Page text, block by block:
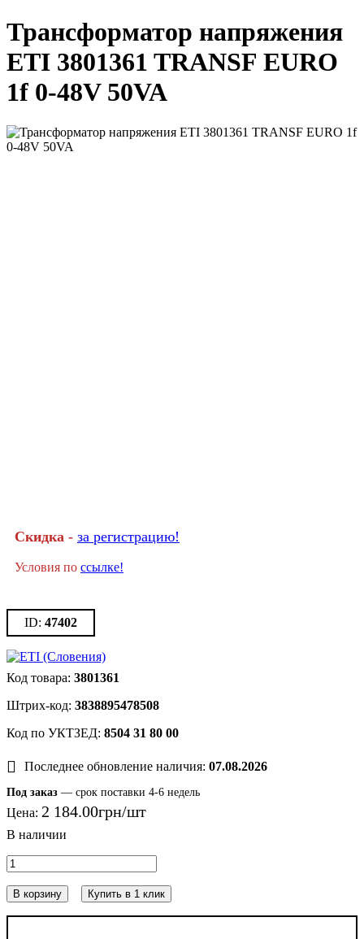
Трансформатор напряжения
ETI 3801361 TRANSF EURO
1f 0-48V 50VA
Скидка - за регистрацию!
Условия по ссылке!
47402
3801361
3838895478508
8504 31 80 00
Последнее обновление наличия: 07.08.2026
Под заказ — срок поставки 4-6 недель
Цена: 2 184.00грн
В корзину Купить в 1 клик